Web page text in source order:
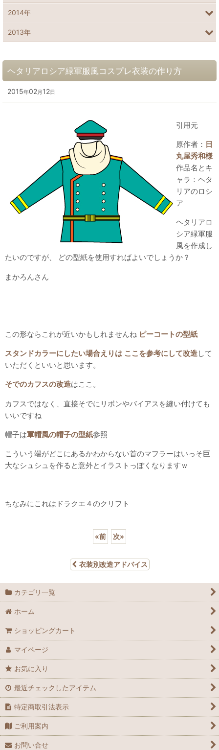
ヘタリアロシア緑軍服風コスプレ衣装の作り方
2015年02月 12日
引用元
原作者： 日
丸屋秀和様
作品名とキ
ャラ：ヘタ
リアのロシ
ア
ヘタリアロ
シア緑軍服
風を作成し
たいのですが、 どの型紙を使用すればよいでしょうか？
まかろんさん
この形ならこれが近いかもしれませんね ピーコートの型紙
スタンドカラーにしたい場合えりは ここを参考にして改造して
いただくといいと思います。
そでのカフスの改造はここ。
カフスではなく、直接そでにリボンやバイアスを縫い付けても
いいですね
帽子は軍帽風の帽子の型紙参照
こういう端がどこにあるかわからない首のマフラーはいっそ巨
大なシュシュを作ると意外とイラストっぽくなりますｗ
ちなみにこれはドラクエ４のクリフト
«前 次»
衣装別改造アドバイス
2014年
2013年
カテゴリ一覧
ホーム
ショッピングカート
マイページ
お気に入り
最近チェックしたアイテム
特定商取引法表示
ご利用案内
お問い合せ